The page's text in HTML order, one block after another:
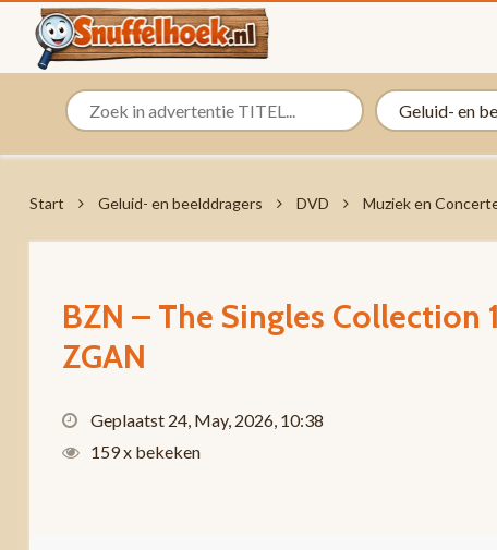
Start Geluid- en beelddragers DVD Muziek en
BZN – The Singles
ZGAN
Geplaatst 24, May, 2026, 10:38
159 x bekeken